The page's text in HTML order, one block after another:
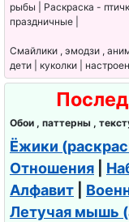
рыбы | Раскраска -
праздничные |
Смайлики , эмодзи ,
дети | куколки |
Обои , паттерны ,
Ёжики
Отношения
Алфавит
Летучая мышь